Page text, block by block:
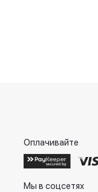
Оплачивайте
Мы в соцсетях